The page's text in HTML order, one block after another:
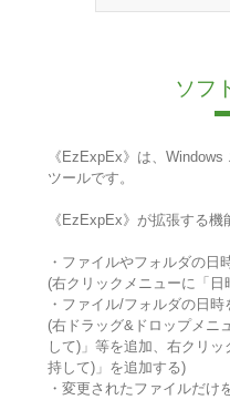
ソフ
《EzExpEx》は、
ツールです。
《EzExpEx》が拡張する機
・ファイルやフォルダの日
(右クリックメニューに「
・ファイル/フォルダの日
(右ドラッグ&ドロップメニ
して)」等を追加、右クリ
持して)」を追加する)
・変更されたファイルだけ